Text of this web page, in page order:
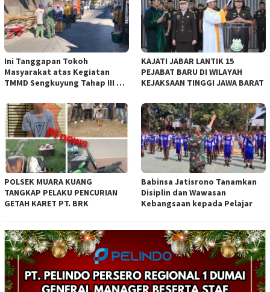
Ini Tanggapan Tokoh
Masyarakat atas Kegiatan
TMMD Sengkuyung Tahap III TA.
KAJATI JABAR LANTIK 15
PEJABAT BARU DI WILAYAH
KEJAKSAAN TINGGI JAWA BARAT
POLSEK MUARA KUANG
TANGKAP PELAKU PENCURIAN
GETAH KARET PT. BRK
Babinsa Jatisrono Tanamkan
Disiplin dan Wawasan
Kebangsaan kepada Pelajar